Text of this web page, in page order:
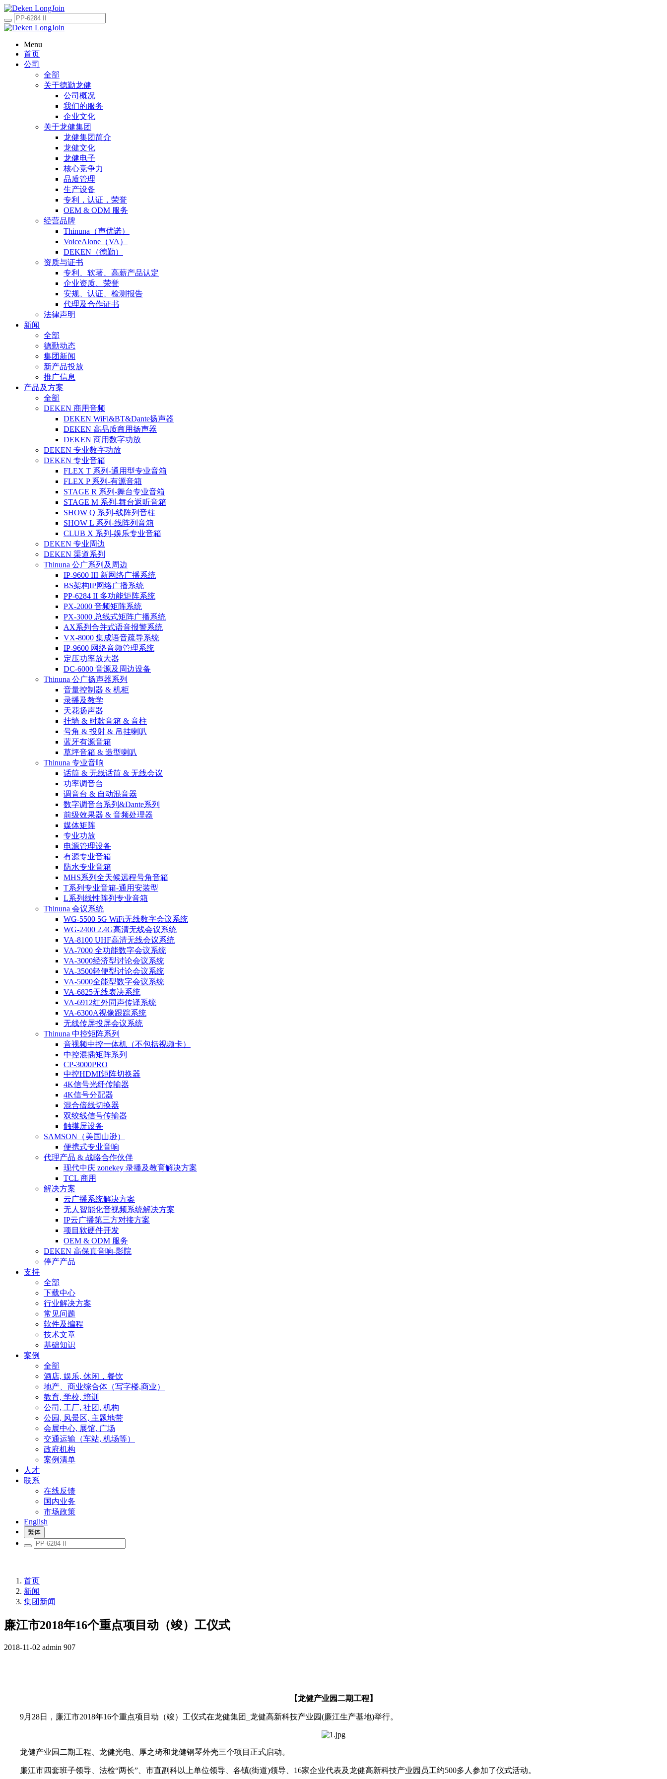
Menu
首页
公司
全部
关于德勤龙健
公司概况
我们的服务
企业文化
关于龙健集团
龙健集团简介
龙健文化
龙健电子
核心竞争力
品质管理
生产设备
专利，认证，荣誉
OEM & ODM 服务
经营品牌
Thinuna（声优诺）
VoiceAlone（VA）
DEKEN（德勤）
资质与证书
专利、软著、高薪产品认定
企业资质、荣誉
安规、认证、检测报告
代理及合作证书
法律声明
新闻
全部
德勤动态
集团新闻
新产品投放
推广信息
产品及方案
全部
DEKEN 商用音频
DEKEN WiFi&BT&Dante扬声器
DEKEN 高品质商用扬声器
DEKEN 商用数字功放
DEKEN 专业数字功放
DEKEN 专业音箱
FLEX T 系列-通用型专业音箱
FLEX P 系列-有源音箱
STAGE R 系列-舞台专业音箱
STAGE M 系列-舞台返听音箱
SHOW Q 系列-线阵列音柱
SHOW L 系列-线阵列音箱
CLUB X 系列-娱乐专业音箱
DEKEN 专业周边
DEKEN 渠道系列
Thinuna 公广系列及周边
IP-9600 III 新网络广播系统
BS架构IP网络广播系统
PP-6284 II 多功能矩阵系统
PX-2000 音频矩阵系统
PX-3000 总线式矩阵广播系统
AX系列合并式语音报警系统
VX-8000 集成语音疏导系统
IP-9600 网络音频管理系统
定压功率放大器
DC-6000 音源及周边设备
Thinuna 公广扬声器系列
音量控制器 & 机柜
录播及教学
天花扬声器
挂墙 & 时款音箱 & 音柱
号角 & 投射 & 吊挂喇叭
蓝牙有源音箱
草坪音箱 & 造型喇叭
Thinuna 专业音响
话筒 & 无线话筒 & 无线会议
功率调音台
调音台 & 自动混音器
数字调音台系列&Dante系列
前级效果器 & 音频处理器
媒体矩阵
专业功放
电源管理设备
有源专业音箱
防水专业音箱
MHS系列全天候远程号角音箱
T系列专业音箱-通用安装型
L系列线性阵列专业音箱
Thinuna 会议系统
WG-5500 5G WiFi无线数字会议系统
WG-2400 2.4G高清无线会议系统
VA-8100 UHF高清无线会议系统
VA-7000 全功能数字会议系统
VA-3000经济型讨论会议系统
VA-3500轻便型讨论会议系统
VA-5000全能型数字会议系统
VA-6825无线表决系统
VA-6912红外同声传译系统
VA-6300A视像跟踪系统
无线传屏投屏会议系统
Thinuna 中控矩阵系列
音视频中控一体机（不包括视频卡）
中控混插矩阵系列
CP-3000PRO
中控HDMI矩阵切换器
4K信号光纤传输器
4K信号分配器
混合倍线切换器
双绞线信号传输器
触摸屏设备
SAMSON（美国山逊）
便携式专业音响
代理产品 & 战略合作伙伴
现代中庆 zonekey 录播及教育解决方案
TCL 商用
解决方案
云广播系统解决方案
无人智能化音视频系统解决方案
IP云广播第三方对接方案
项目软硬件开发
OEM & ODM 服务
DEKEN 高保真音响-影院
停产产品
支持
全部
下载中心
行业解决方案
常见问题
软件及编程
技术文章
基础知识
案例
全部
酒店, 娱乐, 休闲，餐饮
地产、商业综合体（写字楼,商业）
教育, 学校, 培训
公司, 工厂, 社团, 机构
公园, 风景区, 主题地带
会展中心, 展馆, 广场
交通运输（车站, 机场等）
政府机构
案例清单
人才
联系
在线反馈
国内业务
市场政策
English
繁体
首页
新闻
集团新闻
廉江市2018年16个重点项目动（竣）工仪式
2018-11-02 admin 907
【龙健产业园二期工程】
9月28日，廉江市2018年16个重点项目动（竣）工仪式在龙健集团_龙健高新科技产业园(廉江生产基地)举行。
龙健产业园二期工程、龙健光电、厚之琦和龙健钢琴外壳三个项目正式启动。
廉江市四套班子领导、法检“两长”、市直副科以上单位领导、各镇(街道)领导、16家企业代表及龙健高新科技产业园员工约500多人参加了仪式活动。